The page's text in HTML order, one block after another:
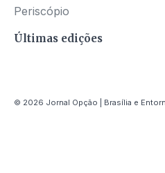
Periscópio
Últimas edições
© 2026 Jornal Opção | Brasília e